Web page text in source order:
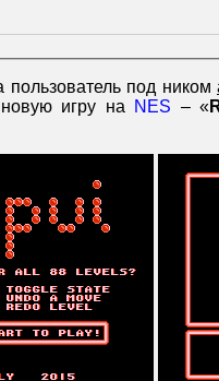
пользователь под ником
игру на
NES – «